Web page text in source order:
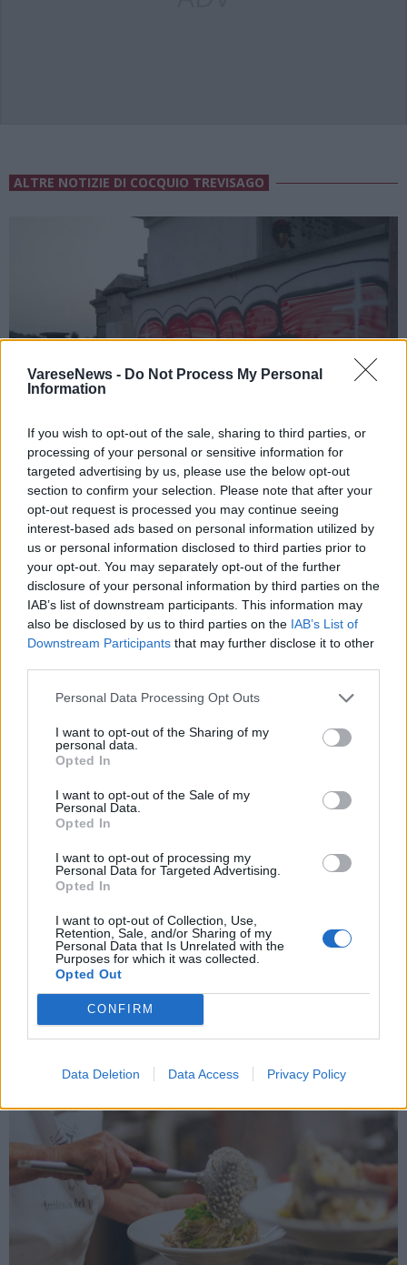
VareseNews - Do Not Process My Personal
Information
If you wish to opt-out of the sale, sharing to third parties, or
processing of your personal or sensitive information for
targeted advertising by us, please use the below opt-out
section to confirm your selection. Please note that after your
opt-out request is processed you may continue seeing
interest-based ads based on personal information utilized by
us or personal information disclosed to third parties prior to
your opt-out. You may separately opt-out of the further
disclosure of your personal information by third parties on the
IAB’s list of downstream participants. This information may
also be disclosed by us to third parties on the IAB’s List of
Downstream Participants that may further disclose it to other
Personal Data Processing Opt Outs
I want to opt-out of the Sharing of my
personal data.
Opted In
I want to opt-out of the Sale of my
Personal Data.
Opted In
I want to opt-out of processing my
Personal Data for Targeted Advertising.
Opted In
I want to opt-out of Collection, Use,
Retention, Sale, and/or Sharing of my
Personal Data that Is Unrelated with the
Purposes for which it was collected.
Opted Out
CONFIRM
Data Deletion Data Access Privacy Policy
ALTRE NOTIZIE DI COCQUIO TREVISAGO
COCQUIO TREVISAGO
Graffito sul muro del cimitero di Cocquio
Trevisago, “colpita la memoria della
nostra comunità”
COCQUIO TREVISAGO
Fresco e polenta: torna la mitica festa
alpina di Caldana